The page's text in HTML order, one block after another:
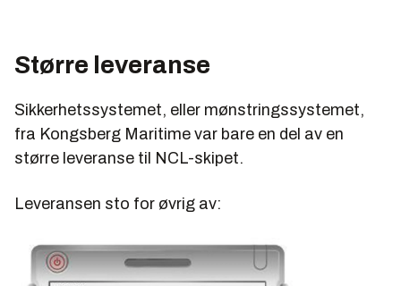
Større leveranse
Sikkerhetssystemet, eller mønstringssystemet,
fra Kongsberg Maritime var bare en del av en
større leveranse til NCL-skipet.
Leveransen sto for øvrig av: